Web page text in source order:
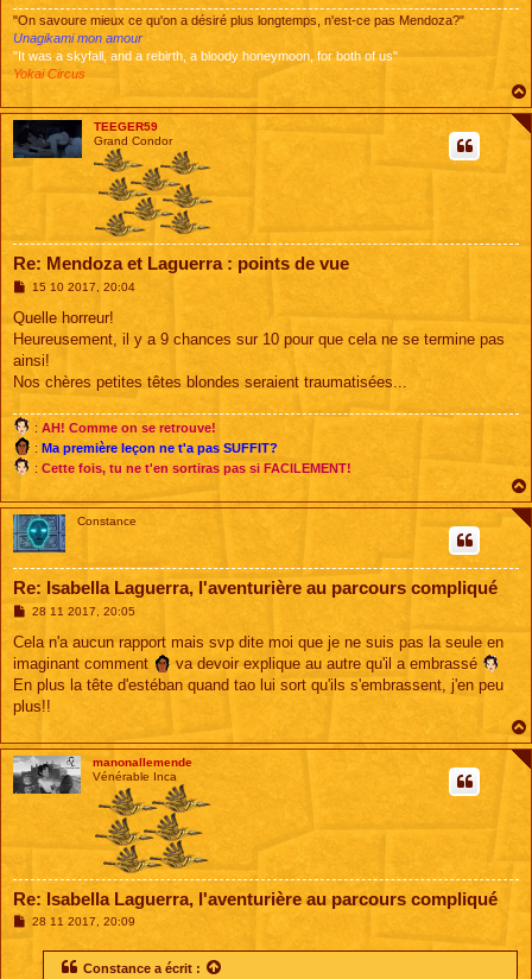
"On savoure mieux ce qu'on a désiré plus longtemps, n'est-ce pas Mendoza?"
Unagikami mon amour
"It was a skyfall, and a rebirth, a bloody honeymoon, for both of us"
Yokai Circus
TEEGER59
Grand Condor
Re: Mendoza et Laguerra : points de vue
M
s
a
g
15 10 2017, 20:04
Quelle horreur!
Heureusement, il y a 9 chances sur 10 pour que cela ne se termine pas
ainsi!
Nos chères petites têtes blondes seraient traumatisées...
: AH! Comme on se retrouve!
: Ma première leçon ne t'a pas SUFFIT?
: Cette fois, tu ne t'en sortiras pas si FACILEMENT!
Constance
Re: Isabella Laguerra, l'aventurière au parcours compliqué
M
s
a
g
28 11 2017, 20:05
Cela n'a aucun rapport mais svp dite moi que je ne suis pas la seule en
imaginant comment
va devoir explique au autre qu'il a embrassé
En plus la tête d'estéban quand tao lui sort qu'ils s'embrassent, j'en peu
plus!!
manonallemende
Vénérable Inca
Re: Isabella Laguerra, l'aventurière au parcours compliqué
M28 11 2017, 20:09
Constance a écrit :